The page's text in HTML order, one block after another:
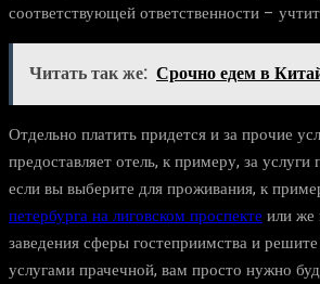
соответствующей ответственности –
Читать так же: Срочно едем в
Отдельно платить придется и за прочие
предоставляет отель, к примеру, за услуги
если вы выберите для проживания, к
петербурга на лиговском проспекте или же
заведения сферы гостеприимства и решите
услугами прачечной, вам просто нужно